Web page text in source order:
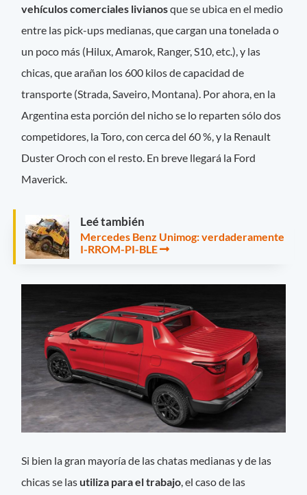
vehículos comerciales livianosque se ubica en el medio
entre las pick-ups medianas, que cargan una tonelada o
un poco más (Hilux, Amarok, Ranger, S10, etc.), y las
chicas, que arañan los 600 kilos de capacidad de
transporte (Strada, Saveiro, Montana). Por ahora, en la
Argentina esta porción del nicho se lo reparten sólo dos
competidores, la Toro, con cerca del 60 %, y la Renault
Duster Oroch con el resto. En breve llegará la Ford
Maverick.
Leé también
Mercedes Benz Unimog: verdaderamente
I-RROM-PI-BLE
Si bien la gran mayoría de las chatas medianas y de las
chicas se las utiliza para el trabajo , el caso de las